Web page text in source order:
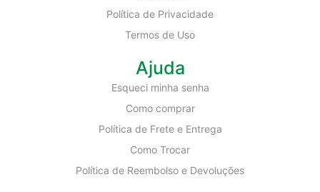
Política de Privacidade
Termos de Uso
Ajuda
Esqueci minha senha
Como comprar
Política de Frete e Entrega
Como Trocar
Política de Reembolso e Devoluções